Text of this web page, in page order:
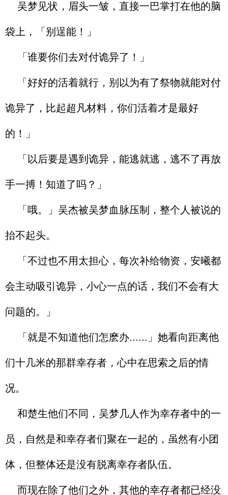
吴梦见状，眉头一皱，直接一巴掌打在他的脑
袋上，「别逞能！」
「谁要你们去对付诡异了！」
「好好的活着就行，别以为有了祭物就能对付
诡异了，比起超凡材料，你们活着才是最好
的！」
「以后要是遇到诡异，能逃就逃，逃不了再放
手一搏！知道了吗？」
「哦。」吴杰被吴梦血脉压制，整个人被说的
抬不起头。
「不过也不用太担心，每次补给物资，安曦都
会主动吸引诡异，小心一点的话，我们不会有大
问题的。」
「就是不知道他们怎麽办......」她看向距离他
们十几米的那群幸存者，心中在思索之后的情
况。
和楚生他们不同，吴梦几人作为幸存者中的一
员，自然是和幸存者们聚在一起的，虽然有小团
体，但整体还是没有脱离幸存者队伍。
而现在除了他们之外，其他的幸存者都已经没